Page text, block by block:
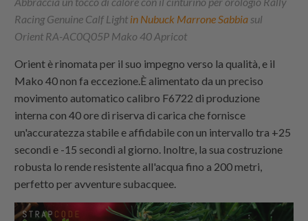
Racing Genuine Calf Light in Nubuck Marrone Sabbia sul
Orient RA-AC0Q05P Mako 40 Apricot
Orient è rinomata per il suo impegno verso la qualità, e il
Mako 40 non fa eccezione.È alimentato da un preciso
movimento automatico calibro F6722 di produzione
interna con 40 ore di riserva di carica che fornisce
un'accuratezza stabile e affidabile con un intervallo tra +25
secondi e -15 secondi al giorno. Inoltre, la sua costruzione
robusta lo rende resistente all'acqua fino a 200 metri,
perfetto per avventure subacquee.